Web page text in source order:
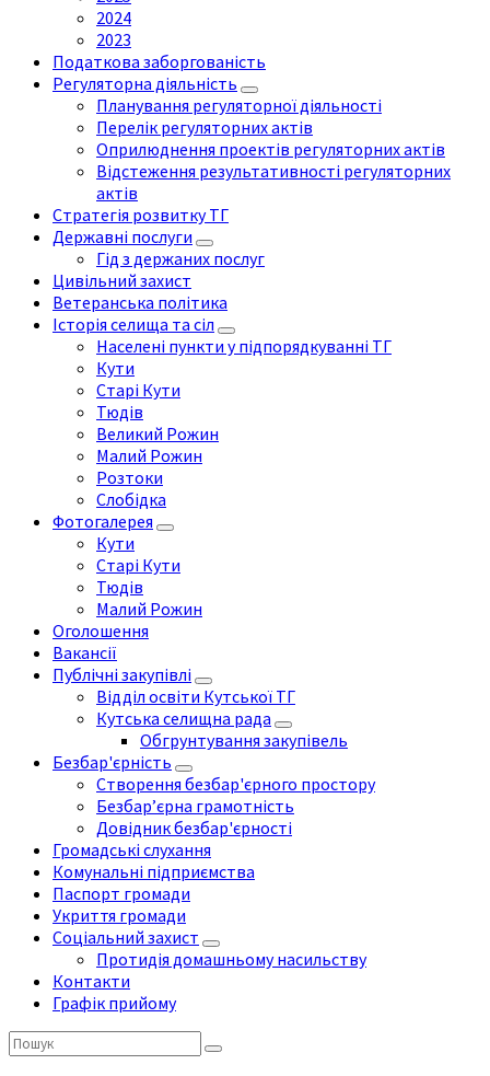
2024
2023
Податкова заборгованість
Регуляторна діяльність
Планування регуляторної діяльності
Перелік регуляторних актів
Оприлюднення проектів регуляторних актів
Відстеження результативності регуляторних
актів
Стратегія розвитку ТГ
Державні послуги
Гід з держаних послуг
Цивільний захист
Ветеранська політика
Історія селища та сіл
Населені пункти у підпорядкуванні ТГ
Кути
Старі Кути
Тюдів
Великий Рожин
Малий Рожин
Розтоки
Слобідка
Фотогалерея
Кути
Старі Кути
Тюдів
Малий Рожин
Оголошення
Вакансії
Публічні закупівлі
Відділ освіти Кутської ТГ
Кутська селищна рада
Обгрунтування закупівель
Безбар'єрність
Створення безбар'єрного простору
Безбар’єрна грамотність
Довідник безбар'єрності
Громадські слухання
Комунальні підприємства
Паспорт громади
Укриття громади
Соціальний захист
Протидія домашньому насильству
Контакти
Графік прийому
Пошук: